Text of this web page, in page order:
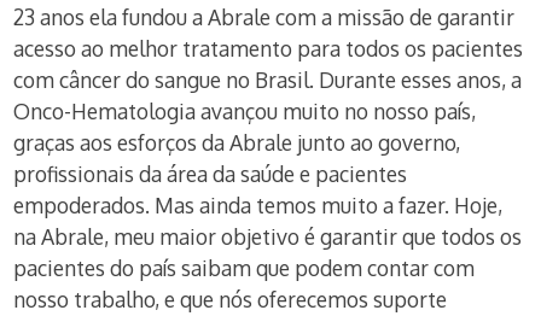
23 anos ela fundou a Abrale com a missão de garantir
acesso ao melhor tratamento para todos os pacientes
com câncer do sangue no Brasil. Durante esses anos, a
Onco-Hematologia avançou muito no nosso país,
graças aos esforços da Abrale junto ao governo,
profissionais da área da saúde e pacientes
empoderados. Mas ainda temos muito a fazer. Hoje,
na Abrale, meu maior objetivo é garantir que todos os
pacientes do país saibam que podem contar com
nosso trabalho, e que nós oferecemos suporte